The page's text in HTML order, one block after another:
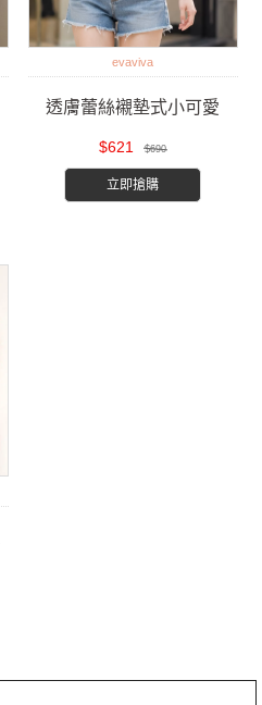
evaviva
透膚蕾絲襯墊式小可愛
$621 $690
立即搶購